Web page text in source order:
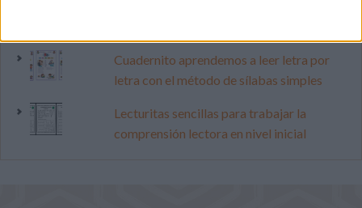
Cuadernito aprendemos a leer letra por
letra con el método de sílabas simples
Lecturitas sencillas para trabajar la
comprensión lectora en nivel inicial